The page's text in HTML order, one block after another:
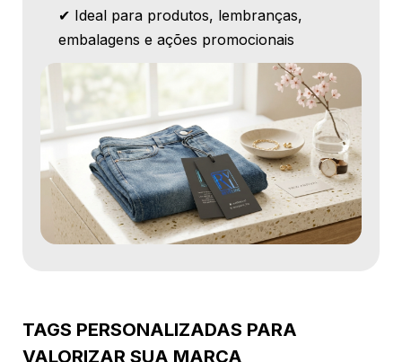
✔ Ideal para produtos, lembranças,
embalagens e ações promocionais
TAGS PERSONALIZADAS PARA
VALORIZAR SUA MARCA